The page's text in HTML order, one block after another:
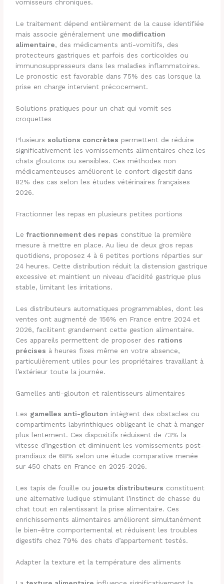
vomisseurs chroniques.
Le traitement dépend entièrement de la cause identifiée
mais associe généralement une modification
alimentaire, des médicaments anti-vomitifs, des
protecteurs gastriques et parfois des corticoïdes ou
immunosuppresseurs dans les maladies inflammatoires.
Le pronostic est favorable dans 75% des cas lorsque la
prise en charge intervient précocement.
Solutions pratiques pour un chat qui vomit ses
croquettes
Plusieurs solutions concrètes permettent de réduire
significativement les vomissements alimentaires chez les
chats gloutons ou sensibles. Ces méthodes non
médicamenteuses améliorent le confort digestif dans
82% des cas selon les études vétérinaires françaises
2026.
Fractionner les repas en plusieurs petites portions
Lefractionnement des repas constitue la première
mesure à mettre en place. Au lieu de deux gros repas
quotidiens, proposez 4 à 6 petites portions réparties sur
24 heures. Cette distribution réduit la distension gastrique
excessive et maintient un niveau d’acidité gastrique plus
stable, limitant les irritations.
Les distributeurs automatiques programmables, dont les
ventes ont augmenté de 156% en France entre 2024 et
2026, facilitent grandement cette gestion alimentaire.
Ces appareils permettent de proposer des rations
précises à heures fixes même en votre absence,
particulièrement utiles pour les propriétaires travaillant à
l’extérieur toute la journée.
Gamelles anti-glouton et ralentisseurs alimentaires
Les gamelles anti-glouton intègrent des obstacles ou
compartiments labyrinthiques obligeant le chat à manger
plus lentement. Ces dispositifs réduisent de 73% la
vitesse d’ingestion et diminuent les vomissements post-
prandiaux de 68% selon une étude comparative menée
sur 450 chats en France en 2025-2026.
Les tapis de fouille ou jouets distributeurs constituent
une alternative ludique stimulant l’instinct de chasse du
chat tout en ralentissant la prise alimentaire. Ces
enrichissements alimentaires améliorent simultanément
le bien-être comportemental et réduisent les troubles
digestifs chez 79% des chats d’appartement testés.
Adapter la texture et la température des aliments